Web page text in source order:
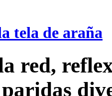
tela de araña
red,